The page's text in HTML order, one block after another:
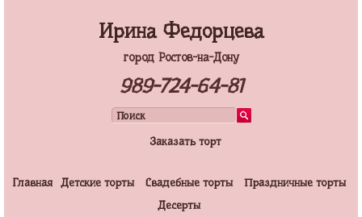
Ирина Федорцева
город Ростов-на-Дону
989-724-64-81
Заказать торт
Главная Детские торты Свадебные торты
Праздничные торты
Десерты